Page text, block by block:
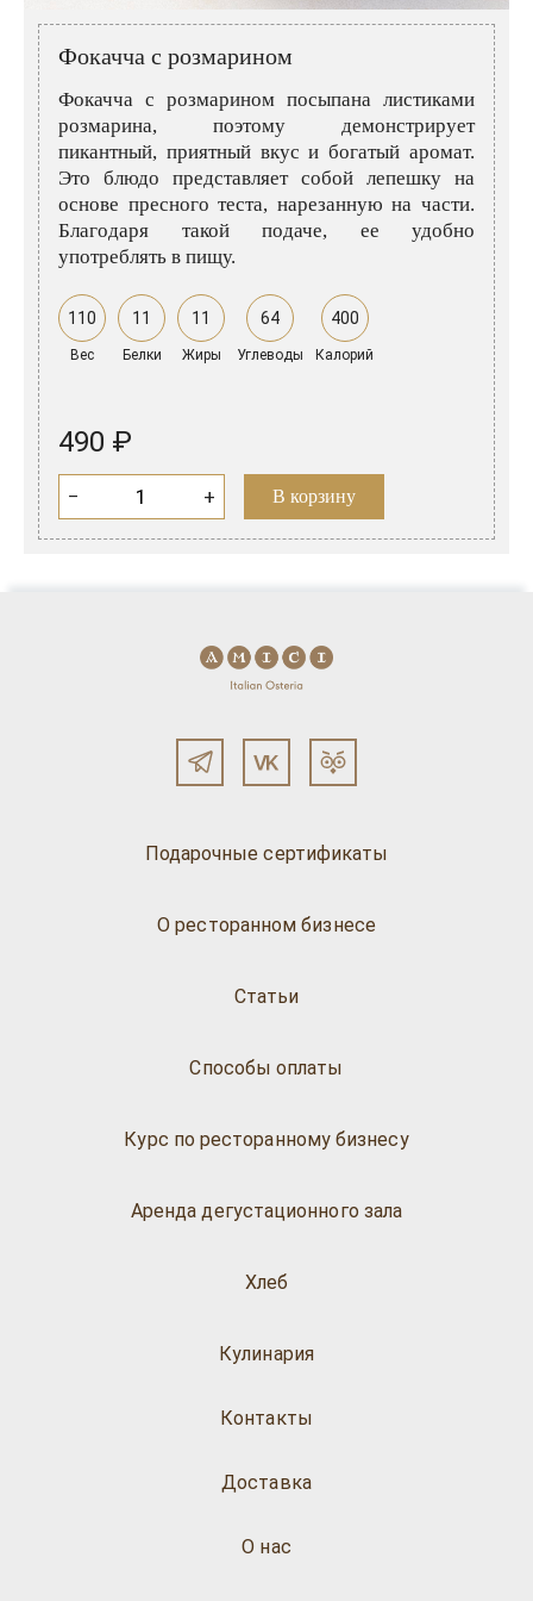
Итальянские вина
Французские вина
Испанские вина
Граппа
Водка
Саке
Пиво
Фокачча с розмарином
Фокачча с розмарином посыпана листиками
розмарина, поэтому демонстрирует
пикантный, приятный вкус и богатый аромат.
Это блюдо представляет собой лепешку на
основе пресного теста, нарезанную на части.
Благодаря такой подаче, ее удобно
употреблять в пищу.
110
Вес
11
Белки
11
Жиры
64
Углеводы
400
Калорий
490 ₽
− + В корзину
Подарочные сертификаты
О ресторанном бизнесе
Статьи
Способы оплаты
Курс по ресторанному бизнесу
Аренда дегустационного зала
Хлеб
Кулинария
О нас
Доставка
Контакты